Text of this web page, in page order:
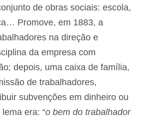
de obras sociais: escola,
Promove, em 1883, a
na direção e
da empresa com
depois, uma caixa de família,
de trabalhadores,
subvenções em dinheiro ou
era: “o bem do trabalhador